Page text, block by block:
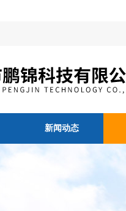
新闻动态